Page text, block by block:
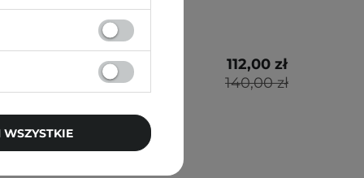
140,00 zł
140,00 zł
112,00 zł